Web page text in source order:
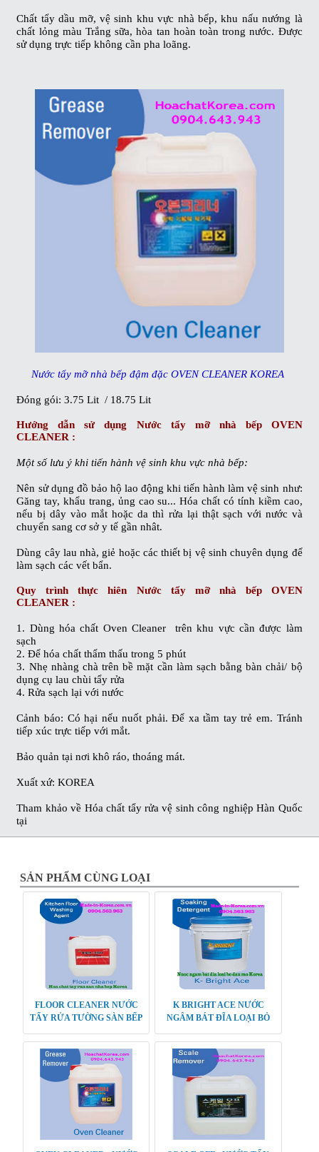
Chất tẩy dầu mỡ, vệ sinh khu vực nhà bếp, khu nấu nướng là
chất lỏng màu Trắng sữa, hòa tan hoàn toàn trong nước. Được
sử dụng trực tiếp không cần pha loãng.
Nước tẩy mỡ nhà bếp đậm đặc OVEN CLEANER KOREA
Đóng gói: 3.75 Lit / 18.75 Lit
Hướng dẫn sử dụng Nước tẩy mỡ nhà bếp OVEN
CLEANER :
Một số lưu ý khi tiến hành vệ sinh khu vực nhà bếp:
Nên sử dụng đồ bảo hộ lao động khi tiến hành làm vệ sinh như:
Găng tay, khẩu trang, ủng cao su... Hóa chất có tính kiềm cao,
nếu bị dây vào mắt hoặc da thì rửa lại thật sạch với nước và
chuyển sang cơ sở y tế gần nhât.
Dùng cây lau nhà, giẻ hoặc các thiết bị vệ sinh chuyên dụng để
làm sạch các vết bẩn.
Quy trình thực hiên Nước tẩy mỡ nhà bếp OVEN
CLEANER :
1. Dùng hóa chất Oven Cleaner trên khu vực cần được làm
sạch
2. Để hóa chất thẩm thấu trong 5 phút
3. Nhẹ nhàng chà trên bề mặt cần làm sạch bằng bàn chải/ bộ
dụng cụ lau chùi tẩy rửa
4. Rửa sạch lại với nước
Cảnh báo: Có hại nếu nuốt phải. Để xa tầm tay trẻ em. Tránh
tiếp xúc trực tiếp với mắt.
Bảo quản tại nơi khô ráo, thoáng mát.
Xuất xứ: KOREA
Tham khảo về Hóa chất tẩy rửa vệ sinh công nghiệp Hàn Quốc
tại
SẢN PHẨM CÙNG LOẠI
FLOOR CLEANER NƯỚC
TẨY RỬA TƯỜNG SÀN BẾP
K BRIGHT ACE NƯỚC
NGÂM BÁT ĐĨA LOẠI BỎ